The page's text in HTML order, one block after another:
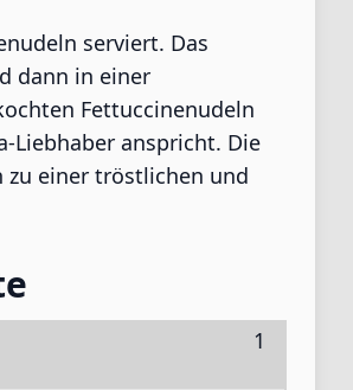
serviert. Das
dann in einer
Fettuccinenudeln
Liebhaber anspricht. Die
zu einer tröstlichen und